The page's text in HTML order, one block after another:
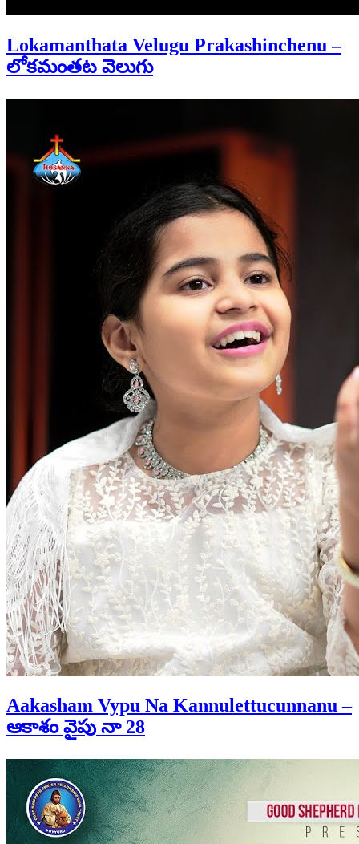
Lokamanthata Velugu Prakashinchenu –
లోకమంతట వెలుగు
Aakasham Vypu Na Kannulettucunnanu –
ఆకాశం వైపు నా 28